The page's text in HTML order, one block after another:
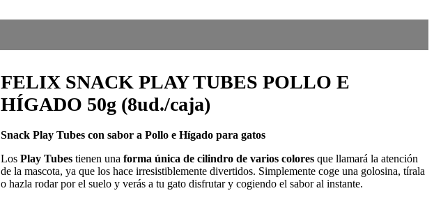
FELIX SNACK PLAY TUBES POLLO E
HÍGADO 50g (8ud./caja)
Snack Play Tubes con sabor a Pollo e Hígado para gatos
Los Play Tubes tienen una forma única de cilindro de varios colores que llamará la atención
de la mascota, ya que los hace irresistiblemente divertidos. Simplemente coge una golosina, tírala
o hazla rodar por el suelo y verás a tu gato disfrutar y cogiendo el sabor al instante.